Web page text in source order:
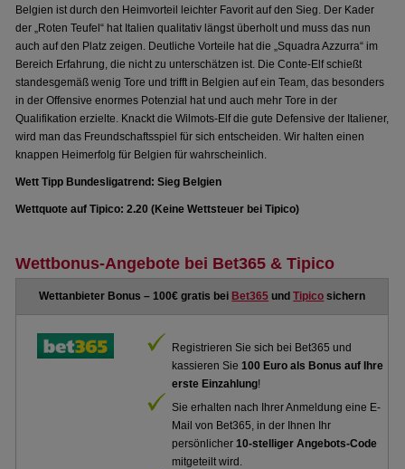
Belgien ist durch den Heimvorteil leichter Favorit auf den Sieg. Der Kader
der „Roten Teufel“ hat Italien qualitativ längst überholt und muss das nun
auch auf den Platz zeigen. Deutliche Vorteile hat die „Squadra Azzurra“ im
Bereich Erfahrung, die nicht zu unterschätzen ist. Die Conte-Elf schießt
standesgemäß wenig Tore und trifft in Belgien auf ein Team, das besonders
in der Offensive enormes Potenzial hat und auch mehr Tore in der
Qualifikation erzielte. Knackt die Wilmots-Elf die gute Defensive der Italiener,
wird man das Freundschaftsspiel für sich entscheiden. Wir halten einen
knappen Heimerfolg für Belgien für wahrscheinlich.
Wett Tipp Bundesligatrend: Sieg Belgien
Wettquote auf Tipico: 2.20 (Keine Wettsteuer bei Tipico)
Wettbonus-Angebote bei Bet365 & Tipico
Wettanbieter Bonus – 100€ gratis bei Bet365 undTipico sichern
Registrieren Sie sich bei Bet365 und
kassieren Sie100 Euro als Bonus auf Ihre
erste Einzahlung!
Sie erhalten nach Ihrer Anmeldung eine E-
Mail von Bet365, in der Ihnen Ihr
persönlicher10-stelliger Angebots-Code
mitgeteilt wird.